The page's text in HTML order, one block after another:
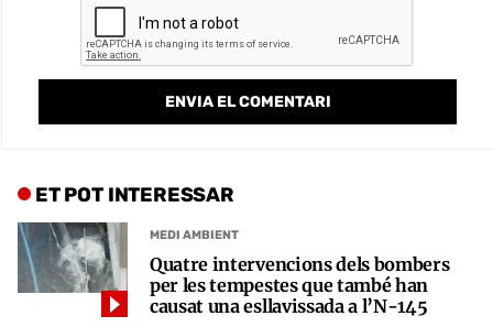
ET POT INTERESSAR
MEDI AMBIENT
Quatre intervencions dels bombers
per les tempestes que també han
causat una esllavissada a l’N-145